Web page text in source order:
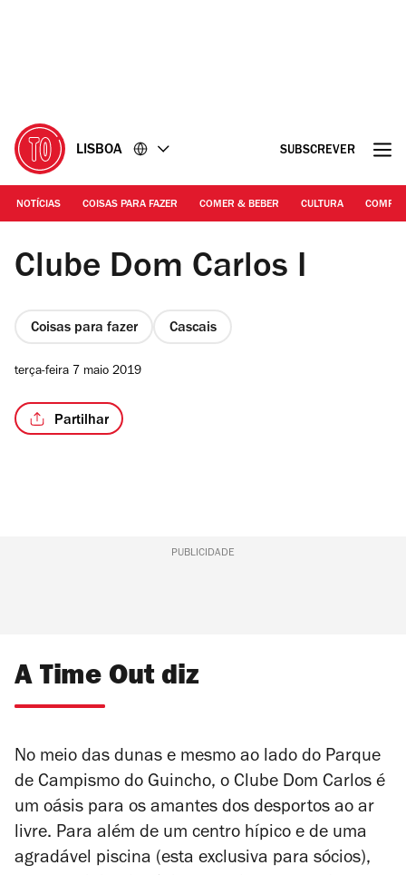
LISBOA SUBSCREVER
NOTÍCIAS COISAS PARA FAZER COMER & BEBER CULTURA
DR - Clube D. Carlos
Clube Dom Carlos I
Coisas para fazer Cascais
terça-feira 7 maio 2019
Partilhar
PUBLICIDADE
A Time Out diz
No meio das dunas e mesmo ao lado do Parque
de Campismo do Guincho, o Clube Dom Carlos é
um oásis para os amantes dos desportos ao ar
livre. Para além de um centro hípico e de uma
agradável piscina (esta exclusiva para sócios),